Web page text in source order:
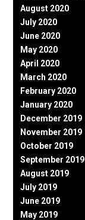
August 2020
July 2020
June 2020
May 2020
April 2020
March 2020
February 2020
January 2020
December 2019
November 2019
October 2019
September 2019
August 2019
July 2019
June 2019
May 2019